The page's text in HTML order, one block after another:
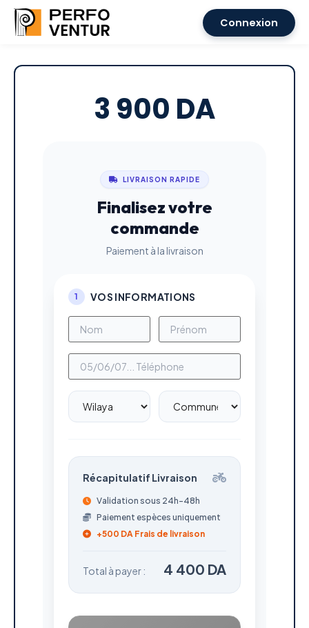
Connexion
3 900 DA
LIVRAISON RAPIDE
Finalisez votre
commande
Paiement à la livraison
1 VOS INFORMATIONS
Récapitulatif Livraison
Validation sous 24h-48h
Paiement espèces uniquement
+500 DA Frais de livraison
Total à payer : 4 400 DA